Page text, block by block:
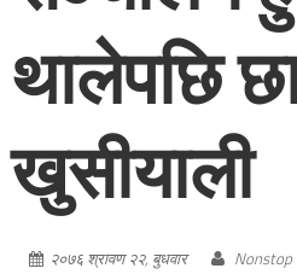
थालेपछि
खुसीयाली
२०७६ श्रावण २२, बुधवार Nonstop